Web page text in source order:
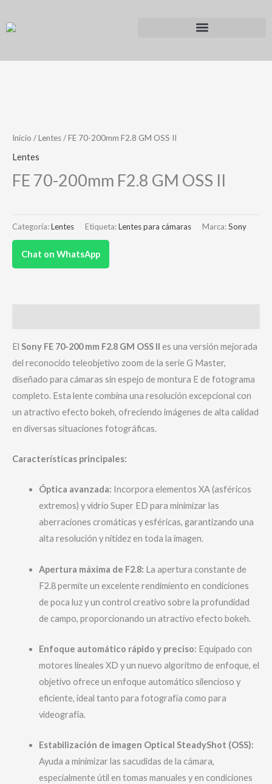
Inicio /Lentes/ FE 70-200mm F2.8 GM OSS II
Lentes
FE 70-200mm F2.8 GM OSS II
Categoría:Lentes Etiqueta:Lentes para cámaras Marca:Sony
Chat on WhatsApp
El Sony FE 70-200 mm F2.8 GM OSS II es una versión mejorada
del reconocido teleobjetivo zoom de la serie G Master,
diseñado para cámaras sin espejo de montura E de fotograma
completo. Esta lente combina una resolución excepcional con
un atractivo efecto bokeh, ofreciendo imágenes de alta calidad
en diversas situaciones fotográficas.
Características principales:
Óptica avanzada: Incorpora elementos XA (asféricos
extremos) y vidrio Super ED para minimizar las
aberraciones cromáticas y esféricas, garantizando una
alta resolución y nitidez en toda la imagen.
Apertura máxima de F2.8: La apertura constante de
F2.8 permite un excelente rendimiento en condiciones
de poca luz y un control creativo sobre la profundidad
de campo, proporcionando un atractivo efecto bokeh.
Enfoque automático rápido y preciso: Equipado con
motores lineales XD y un nuevo algoritmo de enfoque, el
objetivo ofrece un enfoque automático silencioso y
eficiente, ideal tanto para fotografía como para
videografía.
Estabilización de imagen Optical SteadyShot (OSS):
Ayuda a minimizar las sacudidas de la cámara,
especialmente útil en tomas manuales y en condiciones